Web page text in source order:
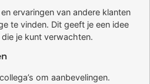
ervaringen van andere klanten
te vinden. Dit geeft je een idee
je kunt verwachten.
om aanbevelingen.